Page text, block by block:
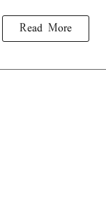
Read More